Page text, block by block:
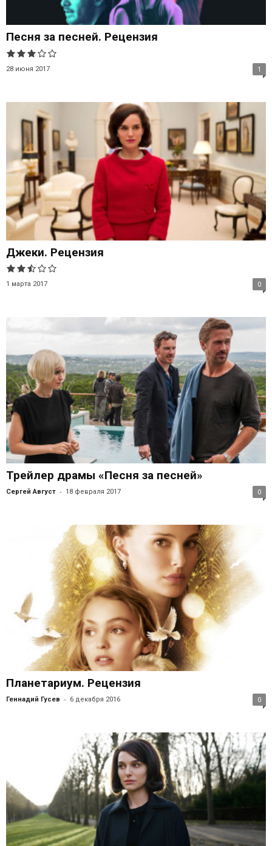
Песня за песней. Рецензия
28 июня 2017 1
Джеки. Рецензия
1 марта 2017 0
Трейлер драмы «Песня за песней»
Сергей Август - 18 февраля 2017 0
Планетариум. Рецензия
Геннадий Гусев - 6 декабря 2016 0